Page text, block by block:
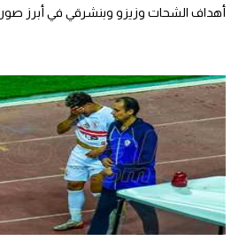
أهداف الشحات وزيزو وبنشرقي في أبرز صور